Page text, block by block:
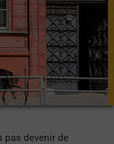
pas devenir de